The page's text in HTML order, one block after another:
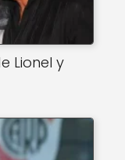
Lionel y